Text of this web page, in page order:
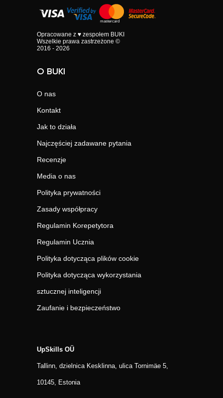
Opracowane z ♥ zespołem BUKI
Wszelkie prawa zastrzeżone ©
2016 - 2026
O BUKI
O nas
Kontakt
Jak to działa
Najczęściej zadawane pytania
Recenzje
Media o nas
Polityka prywatności
Zasady współpracy
Regulamin Korepetytora
Regulamin Ucznia
Polityka dotycząca plików cookie
Polityka dotycząca wykorzystania
sztucznej inteligencji
Zaufanie i bezpieczeństwo
UpSkills OÜ
Tallinn, dzielnica Kesklinna, ulica Tornimäe 5,
10145, Estonia